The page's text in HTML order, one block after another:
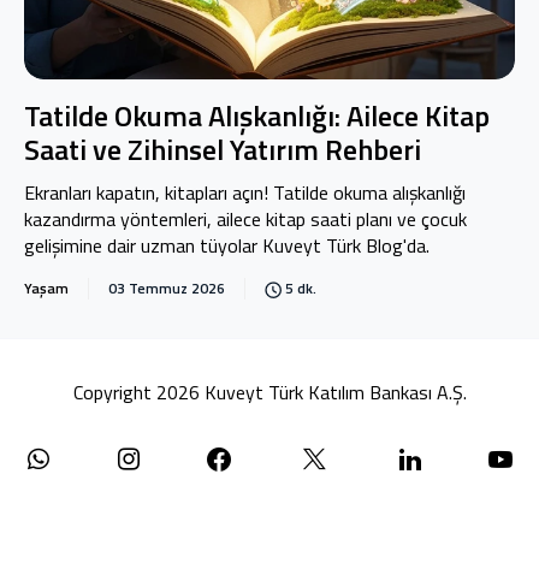
Tatilde Okuma Alışkanlığı: Ailece Kitap
Saati ve Zihinsel Yatırım Rehberi
Ekranları kapatın, kitapları açın! Tatilde okuma alışkanlığı
kazandırma yöntemleri, ailece kitap saati planı ve çocuk
gelişimine dair uzman tüyolar Kuveyt Türk Blog'da.
Yaşam 03 Temmuz 2026 5 dk.
Copyright 2026 Kuveyt Türk Katılım Bankası A.Ş.